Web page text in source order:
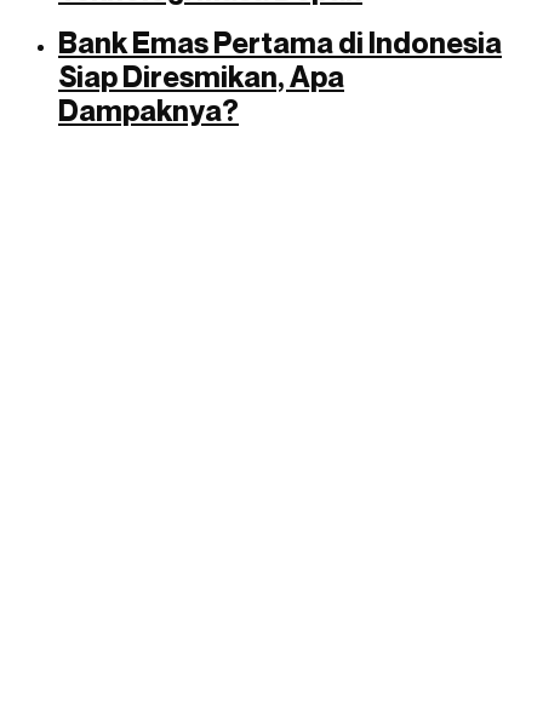
Bank Emas Pertama di Indonesia
Siap Diresmikan, Apa
Dampaknya?